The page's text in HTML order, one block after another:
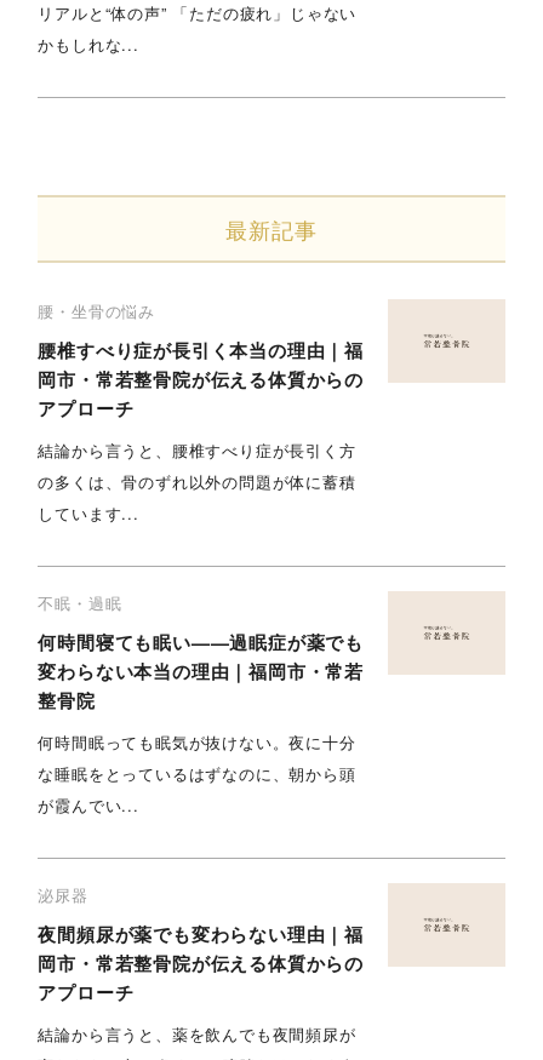
リアルと“体の声” 「ただの疲れ」じゃない
かもしれな...
最新記事
腰・坐骨の悩み
腰椎すべり症が長引く本当の理由｜福
岡市・常若整骨院が伝える体質からの
アプローチ
結論から言うと、腰椎すべり症が長引く方
の多くは、骨のずれ以外の問題が体に蓄積
しています...
不眠・過眠
何時間寝ても眠い——過眠症が薬でも
変わらない本当の理由｜福岡市・常若
整骨院
何時間眠っても眠気が抜けない。夜に十分
な睡眠をとっているはずなのに、朝から頭
が霞んでい...
泌尿器
夜間頻尿が薬でも変わらない理由｜福
岡市・常若整骨院が伝える体質からの
アプローチ
結論から言うと、薬を飲んでも夜間頻尿が